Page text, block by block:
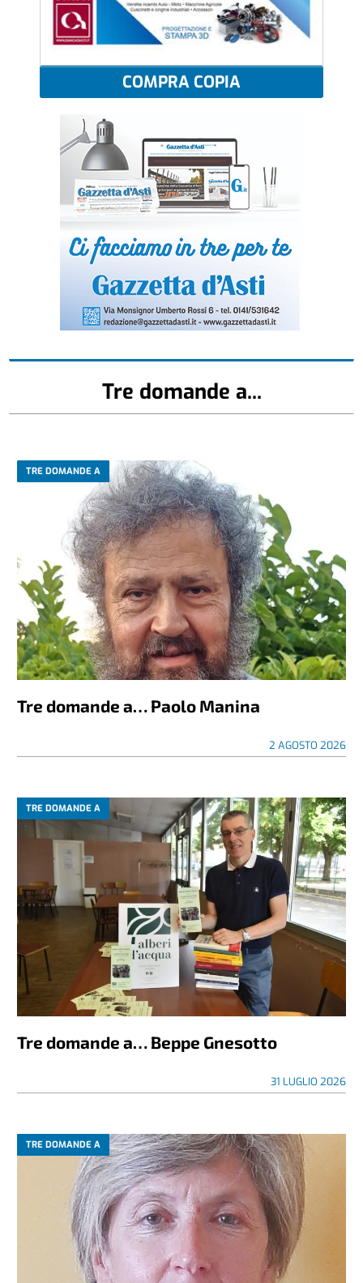
COMPRA COPIA
Tre domande a...
TRE DOMANDE A
Tre domande a… Paolo Manina
2 AGOSTO 2026
TRE DOMANDE A
Tre domande a… Beppe Gnesotto
31 LUGLIO 2026
TRE DOMANDE A